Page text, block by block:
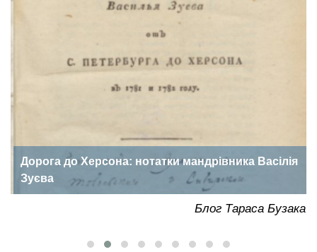
Дорога до Херсона: нотатки мандрівника Васілія
Зуєва
Блог Тараса Бузака